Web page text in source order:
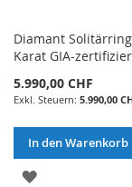
Diamant
Karat GIA-
5.990,00 CHF
5.990,00
In den Warenkorb
ZUR